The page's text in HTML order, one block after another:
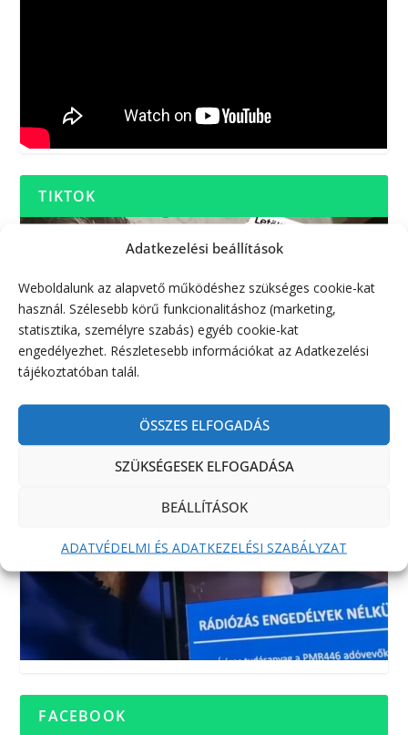
Adatkezelési beállítások
Weboldalunk az alapvető működéshez szükséges cookie-kat
használ. Szélesebb körű funkcionalitáshoz (marketing,
statisztika, személyre szabás) egyéb cookie-kat
engedélyezhet. Részletesebb információkat az Adatkezelési
tájékoztatóban talál.
ÖSSZES ELFOGADÁS
SZÜKSÉGESEK ELFOGADÁSA
BEÁLLÍTÁSOK
ADATVÉDELMI ÉS ADATKEZELÉSI SZABÁLYZAT
TIKTOK
FACEBOOK